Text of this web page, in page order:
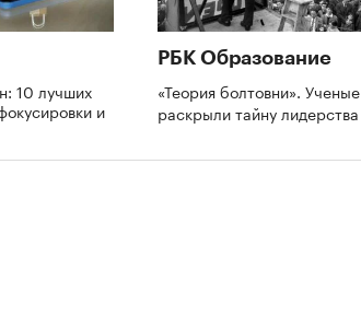
10 лучших
и
РБК Образование
«Теория болтовни». Ученые
раскрыли тайну лидерства